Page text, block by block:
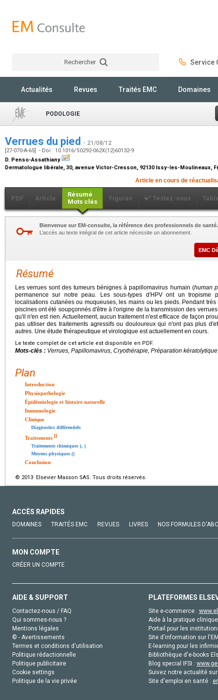
Rechercher Service
Actualités Revues Traités EMC Domaines
PODOLOGIE
Verrues du pied - 21/08/12
[27-070-A-65] - Doi : 10.1016/S0292-062X(12)60132-9
D. Penso-Assathiany
Dermatologue libérale, 30, avenue Victor-Cresson, 92130 Issy-les-Moulineaux,
Article en cours de
PDF Article
Résumé
Mots clés
Figures Testez-vous
Bienvenue sur EM-consulte, la référence des professionnels de santé.
L’accès au texte intégral de cet article nécessite un abonnement.
EMC
Résumé
Les verrues sont des tumeurs bénignes à papillomavirus humain (human
permanence sur notre peau. Les sous-types d'HPV ont un tropisme
localisations cutanées ou muqueuses, les mains ou les pieds. Pendant
piscines ont été soupçonnés d'être à l'origine de la transmission des
qu'il n'en est rien. Actuellement, aucun traitement n'est efficace de façon
pas utiliser des traitements agressifs ou douloureux qui n'ont pas plus
autres. Une étude thérapeutique et virologique est actuellement en cours.
Le texte complet de cet article est disponible en PDF.
Mots-clés : Verrues, Papillomavirus, Cryothérapie, Préparation kératolytique
Plan
Introduction
Physiopathologie
Épidémiologie et histoire naturelle
Immunologie
Clinique
Diagnostics différentiels
Traitements []
Traitements chimiques (, )
Moyens physiques ()
Conclusion
© 2013 Elsevier Masson SAS. Tous droits réservés.
ACCÈS RAPIDES
DOMAINES TRAITÉS EMC REVUES LIVRES NOS FORMULES
MON COMPTE
CRÉER UN COMPTE
AIDE & SUPPORT
Contactez-nous / FAQ
Qui sommes-nous ?
Mentions légales
© - Avertissements
Termes et conditions d'utilisation
Politique rédactionnelle
Politique publicitaire
Cookie settings
Politique de la vie privée
PLATEFORMES
Site e-commerce :
Aide à la pratique
Portail pour les
Site d'information sur
E-learning pour les
Bibliothèque d'e-books
Blog special IFSI :
Suivez notre actualité
Site d'emploi en santé :